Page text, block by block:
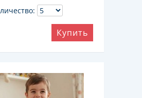
Купить